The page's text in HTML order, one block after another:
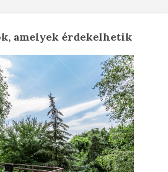
amelyek érdekelhetik